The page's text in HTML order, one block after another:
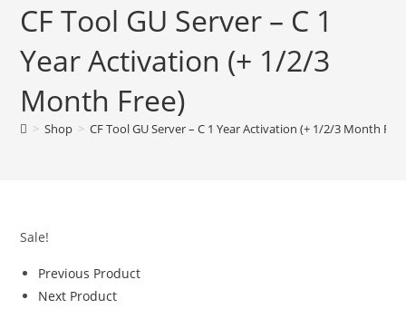
CF Tool GU Server – C 1
Year Activation (+ 1/2/3
Month Free)
> Shop > CF Tool GU Server – C 1 Year Activation (+ 1/2/3 Month
Sale!
Previous Product
Next Product